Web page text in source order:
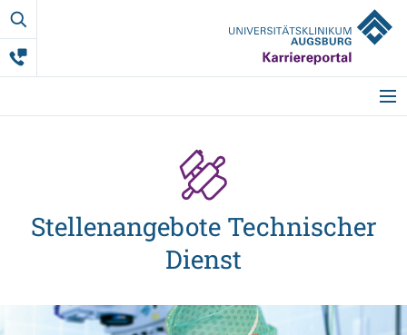
Dienst
Stellenangebote Technischer
Dienst